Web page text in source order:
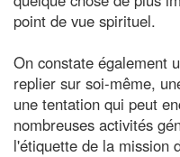
point de vue spirituel.
On constate également
replier sur soi-même,
une tentation qui peut
nombreuses activités
l'étiquette de la mission